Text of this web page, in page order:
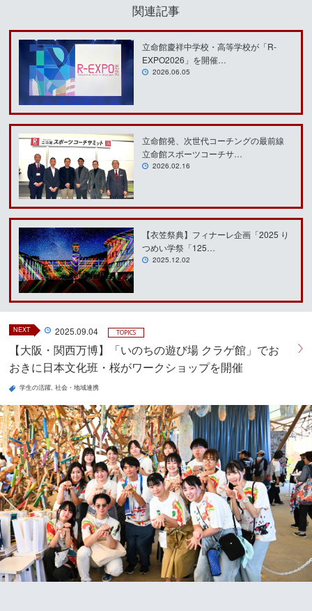
関連記事
立命館慶祥中学校・高等学校が「R-
EXPO2026」を開催…
2026.06.05
立命館発、次世代コーチングの最前線
立命館スポーツコーチサ…
2026.02.16
【衣笠祭典】フィナーレ企画「2025 り
つめい学祭「125…
2025.12.02
NEXT 2025.09.04 TOPICS
【大阪・関西万博】「いのちの遊び場 クラゲ館」でお
おきに日本文化班・桜がワークショップを開催
学生の活躍 社会・地域連携